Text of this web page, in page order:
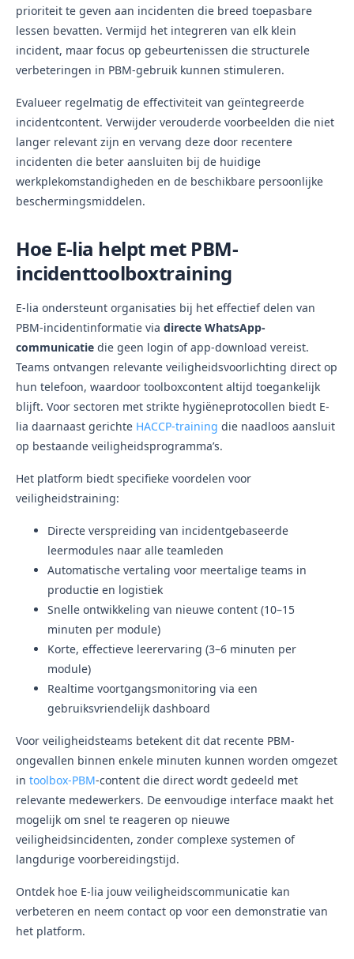
prioriteit te geven aan incidenten die breed toepasbare
lessen bevatten. Vermijd het integreren van elk klein
incident, maar focus op gebeurtenissen die structurele
verbeteringen in PBM-gebruik kunnen stimuleren.
Evalueer regelmatig de effectiviteit van geïntegreerde
incidentcontent. Verwijder verouderde voorbeelden die niet
langer relevant zijn en vervang deze door recentere
incidenten die beter aansluiten bij de huidige
werkplekomstandigheden en de beschikbare persoonlijke
beschermingsmiddelen.
Hoe E-lia helpt met PBM-
incidenttoolboxtraining
E-lia ondersteunt organisaties bij het effectief delen van
PBM-incidentinformatie via directe WhatsApp-
communicatie die geen login of app-download vereist.
Teams ontvangen relevante veiligheidsvoorlichting direct op
hun telefoon, waardoor toolboxcontent altijd toegankelijk
blijft. Voor sectoren met strikte hygiëneprotocollen biedt E-
lia daarnaast gerichte HACCP-training die naadloos aansluit
op bestaande veiligheidsprogramma’s.
Het platform biedt specifieke voordelen voor
veiligheidstraining:
Directe verspreiding van incidentgebaseerde
leermodules naar alle teamleden
Automatische vertaling voor meertalige teams in
productie en logistiek
Snelle ontwikkeling van nieuwe content (10–15
minuten per module)
Korte, effectieve leerervaring (3–6 minuten per
module)
Realtime voortgangsmonitoring via een
gebruiksvriendelijk dashboard
Voor veiligheidsteams betekent dit dat recente PBM-
ongevallen binnen enkele minuten kunnen worden omgezet
in toolbox-PBM-content die direct wordt gedeeld met
relevante medewerkers. De eenvoudige interface maakt het
mogelijk om snel te reageren op nieuwe
veiligheidsincidenten, zonder complexe systemen of
langdurige voorbereidingstijd.
Ontdek hoe E-lia jouw veiligheidscommunicatie kan
verbeteren en neem contact op voor een demonstratie van
het platform.